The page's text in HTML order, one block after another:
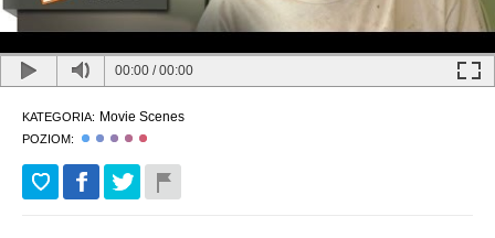
00:00 /00:00
KATEGORIA: Movie Scenes
POZIOM: